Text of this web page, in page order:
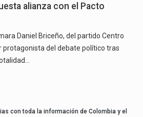
alianza con el Pacto
Daniel Briceño, del partido Centro
protagonista del debate político tras
con toda la información de Colombia y el